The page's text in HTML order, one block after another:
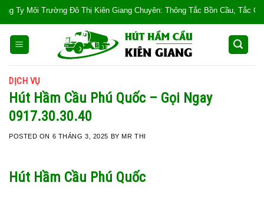
Skip
content
Đô Thị Kiên Giang Chuyên: Thông Tắc Bồn Cầu, Tắc Cống, Tắc
DỊCH VỤ
Hút Hầm Cầu Phú Quốc – Gọi Ngay
0917.30.30.40
POSTED ON 6 THÁNG 3, 2025 BYMR THI
Hút Hầm Cầu Phú Quốc